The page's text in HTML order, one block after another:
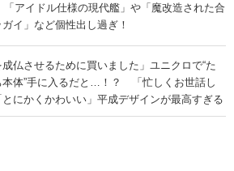
アイドル仕様の現代艦」や「魔改造された合
イ」など個性出し過ぎ！
成仏させるために買いました」ユニクロで“た
本体”手に入るだと…！？ 「忙しくお世話し
にかくかわいい」平成デザインが最高すぎる